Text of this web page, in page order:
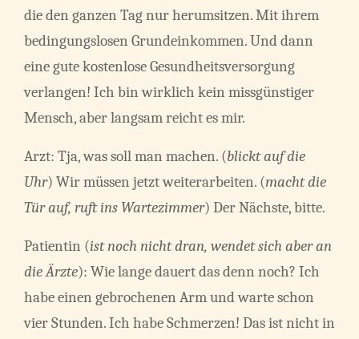
die den ganzen Tag nur herumsitzen. Mit ihrem
bedingungslosen Grundeinkommen. Und dann
eine gute kostenlose Gesundheitsversorgung
verlangen! Ich bin wirklich kein missgünstiger
Mensch, aber langsam reicht es mir.
Arzt: Tja, was soll man machen. (blickt auf die
Uhr) Wir müssen jetzt weiterarbeiten. (macht die
Tür auf, ruft ins Wartezimmer) Der Nächste, bitte.
Patientin (ist noch nicht dran, wendet sich aber an
die Ärzte): Wie lange dauert das denn noch? Ich
habe einen gebrochenen Arm und warte schon
vier Stunden. Ich habe Schmerzen! Das ist nicht in